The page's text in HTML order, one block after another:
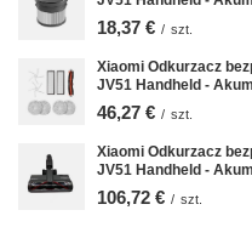
18,37 € / szt.
Xiaomi Odkurzacz
JV51 Handheld -
46,27 € / szt.
Xiaomi Odkurzacz
JV51 Handheld -
106,72 € / szt.